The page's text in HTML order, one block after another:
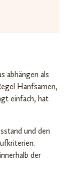
abhängen als
Hanfsamen,
einfach, hat
und den
der